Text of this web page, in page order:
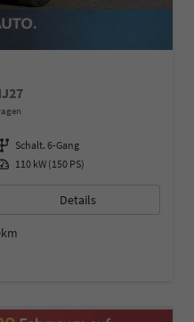
Getriebe Schalt. 6-Gang
Leistung 110 kW (150 PS)
Details